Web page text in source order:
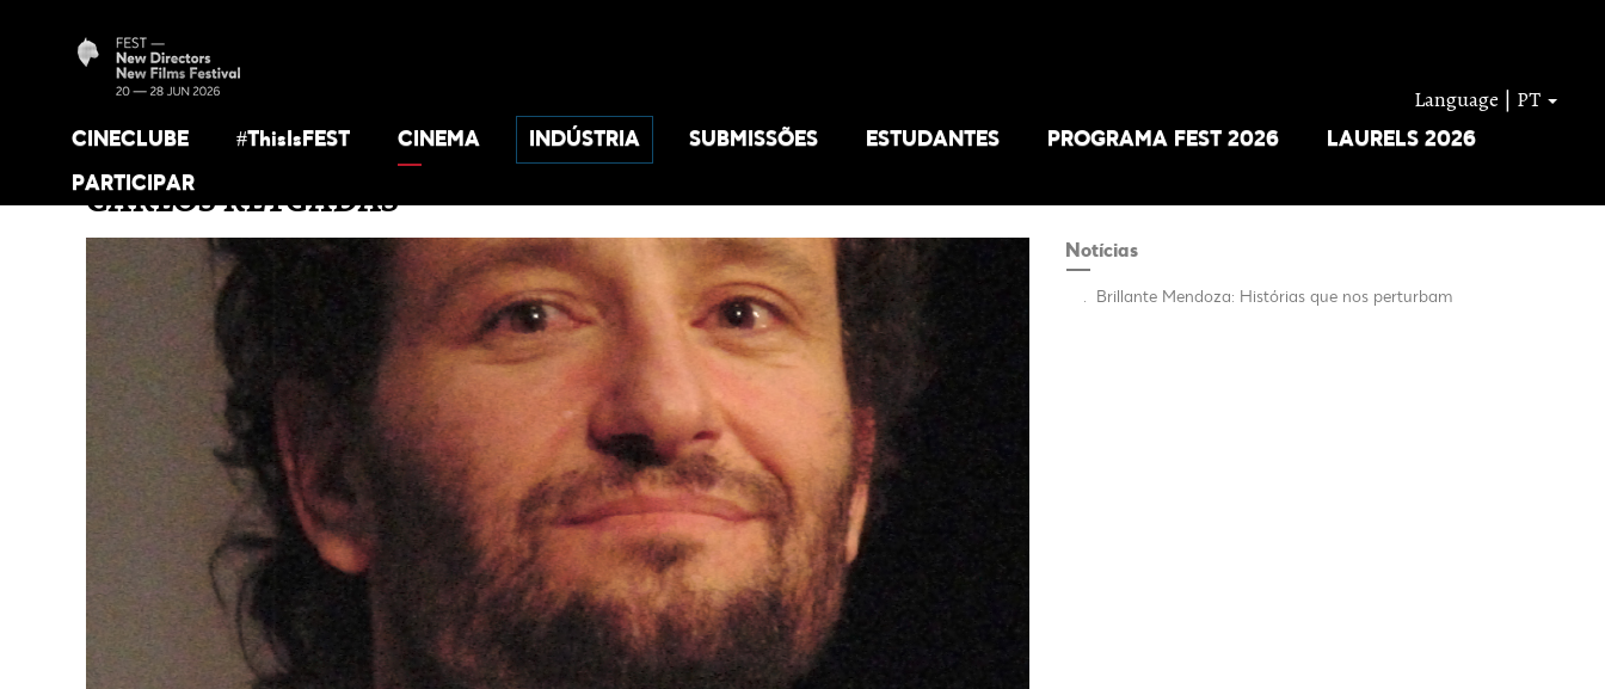
CINECLUBE #ThisIsFEST CINEMA INDÚSTRIA SUBMISSÕES ESTUDANTES PROGRAMA FEST 2026
LAURELS 2026
PARTICIPAR
Language | PT
CARLOS REYGADAS
Notícias
. Brillante Mendoza: Histórias que nos perturbam